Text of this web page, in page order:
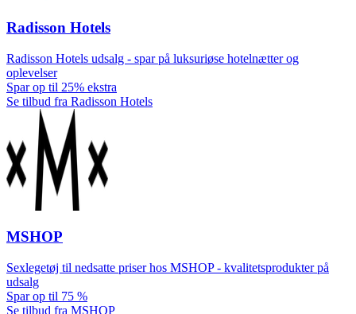
Radisson Hotels
Radisson Hotels udsalg - spar på luksuriøse hotelnætter og
oplevelser
Spar op til 25% ekstra
Se tilbud fra Radisson Hotels
MSHOP
Sexlegetøj til nedsatte priser hos MSHOP - kvalitetsprodukter på
udsalg
Spar op til 75 %
Se tilbud fra MSHOP